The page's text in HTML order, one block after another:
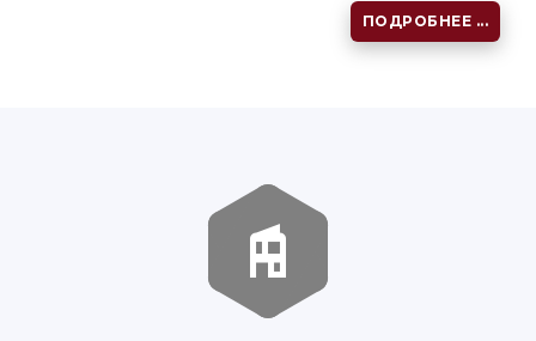
ПОДРОБНЕЕ ...